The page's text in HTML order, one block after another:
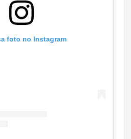
foto no Instagram